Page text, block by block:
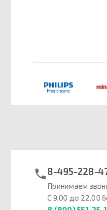
8-495-228-
Принимаем
С 9.00 до 22.00